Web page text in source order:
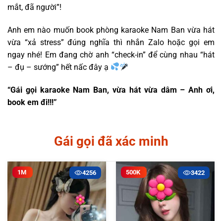
mắt, đã người”!
Anh em nào muốn book phòng karaoke Nam Ban vừa hát
vừa “xả stress” đúng nghĩa thì nhắn Zalo hoặc gọi em
ngay nhé! Em đang chờ anh “check-in” để cùng nhau “hát
– đụ – sướng” hết nấc đây ạ
“Gái gọi karaoke Nam Ban, vừa hát vừa dâm – Anh ơi,
book em đi!!!”
Gái gọi đã xác minh
4256
1M 3422
500K